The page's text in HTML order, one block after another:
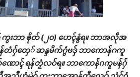
ကွးဘာ ၜိုတ် (၂၀) ဟေၚ်နွံရ။ ဘာအလဵုအ
တံဂှ်တှေ် ဆန္ဒမိက်ဂွံဗဒှ် ဘာကောန်ဂကူ
ာၚ် ရန်တၟံလဝ်ရ။ ဘာကောန်ဂကူမန်ဂှ်